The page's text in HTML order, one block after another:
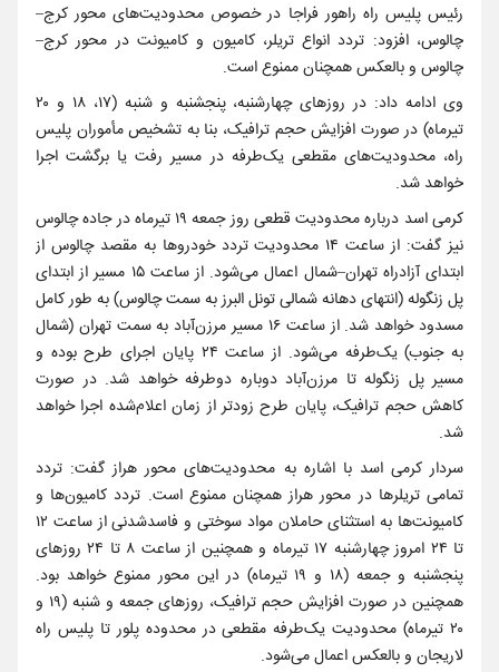
رئیس پلیس راه راهور فراجا در خصوص محدودیت‌های محور کرج–
چالوس، افزود: تردد انواع تریلر، کامیون و کامیونت در محور کرج–
چالوس و بالعکس همچنان ممنوع است.
وی ادامه داد: در روزهای چهارشنبه، پنجشنبه و شنبه (۱۷، ۱۸ و ۲۰
تیرماه) در صورت افزایش حجم ترافیک، بنا به تشخیص مأموران پلیس
راه، محدودیت‌های مقطعی یک‌طرفه در مسیر رفت یا برگشت اجرا
خواهد شد.
کرمی اسد درباره محدودیت قطعی روز جمعه ۱۹ تیرماه در جاده چالوس
نیز گفت: از ساعت ۱۴ محدودیت تردد خودروها به مقصد چالوس از
ابتدای آزادراه تهران–شمال اعمال می‌شود. از ساعت ۱۵ مسیر از ابتدای
پل زنگوله (انتهای دهانه شمالی تونل البرز به سمت چالوس) به طور کامل
مسدود خواهد شد. از ساعت ۱۶ مسیر مرزن‌آباد به سمت تهران (شمال
به جنوب) یک‌طرفه می‌شود. از ساعت ۲۴ پایان اجرای طرح بوده و
مسیر پل زنگوله تا مرزن‌آباد دوباره دوطرفه خواهد شد. در صورت
کاهش حجم ترافیک، پایان طرح زودتر از زمان اعلام‌شده اجرا خواهد
شد.
سردار کرمی‌ اسد با اشاره به محدودیت‌های محور هراز گفت: تردد
تمامی تریلرها در محور هراز همچنان ممنوع است. تردد کامیون‌ها و
کامیونت‌ها به استثنای حاملان مواد سوختی و فاسدشدنی از ساعت ۱۲
تا ۲۴ امروز چهارشنبه ۱۷ تیرماه و همچنین از ساعت ۸ تا ۲۴ روزهای
پنجشنبه و جمعه (۱۸ و ۱۹ تیرماه) در این محور ممنوع خواهد بود.
همچنین در صورت افزایش حجم ترافیک، روزهای جمعه و شنبه (۱۹ و
۲۰ تیرماه) محدودیت یک‌طرفه مقطعی در محدوده پلور تا پلیس راه
لاریجان و بالعکس اعمال می‌شود.